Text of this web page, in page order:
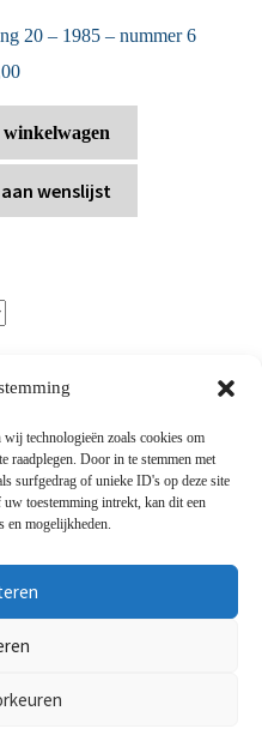
wij technologieën zoals cookies om
raadplegen. Door in te stemmen met
surfgedrag of unieke ID's op deze site
toestemming intrekt, kan dit een
en mogelijkheden.
20 – 1985 – nummer 6
winkelwagen
wenslijst
-Algemene
-Over ons